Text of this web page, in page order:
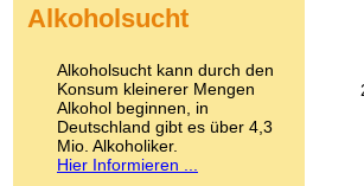
Kokain
LSD
Marihuana
Medikamente
Meskalin
Metamphetamin
Methadon
Alkoholsucht
Alkoholsucht kann durch den
Konsum kleinerer Mengen
Alkohol beginnen, in
Deutschland gibt es über 4,3
Mio. Alkoholiker.
Hier Informieren ...